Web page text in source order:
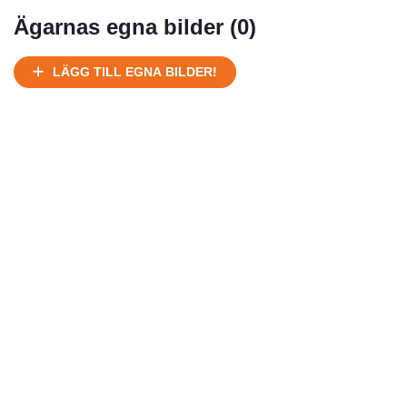
Under normalt skick, kan kräva reparation
Ägarnas egna bilder (0)
LÄGG TILL EGNA BILDER!